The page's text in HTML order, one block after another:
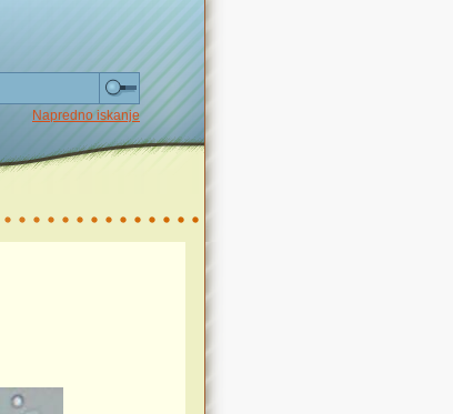
Napredno iskanje